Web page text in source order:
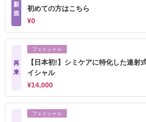
新
規
初めての方はこちら
¥0
再
来
フェイシャル
【日本初!】シミケアに特化した連射
イシャル
¥14,000
フェイシャル